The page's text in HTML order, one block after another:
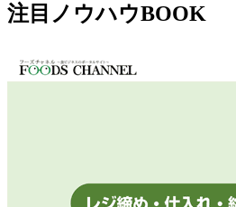
注目ノウハウBOOK